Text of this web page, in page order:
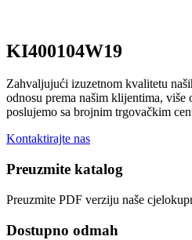
KI400104W19
Zahvaljujući izuzetnom kvalitetu
odnosu prema našim klijentima, više
poslujemo sa brojnim trgovačkim
Kontaktirajte nas
Preuzmite katalog
Preuzmite PDF verziju naše
Dostupno odmah